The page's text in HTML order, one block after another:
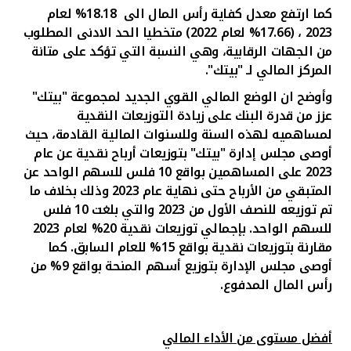
كما ارتفع معدل كفاية رأس المال الى
18.18% لعام
2023 ، (17.66% لعام 2022) متخطيا الحد الادنى المطلوب
من الجهات الرقابية، وهي النسبة التي تؤكد على متانة
المركز المالي لـ "بيتك".
وأوضح ان الوضع المالي القوي الجديد لمجموعة "بيتك"
عزز من قدرة البنك على زيادة التوزيعات النقدية
لمساهميه لهذه السنة وللسنوات المالية القادمة، حيث
أوصى مجلس إدارة "بيتك" بتوزيعات أرباح نقدية عن عام
2023 على المساهمين بواقع 10 فلس للسهم الواحد عن
المتبقي من الأرباح حتى نهاية عام 2023 وذلك بخلاف ما
تم توزيعه للنصف الأول من 2023 والتي بلغت 10فلس
للسهم الواحد. بإجمالي توزيعات نقدية 20% لعام 2023
مقارنة بتوزيعات نقدية بواقع 15% للعام السابق. كما
أوصى مجلس الإدارة بتوزيع أسهم المنحة بواقع 9% من
رأس المال المدفوع.
أفضل مستوى من الأداء المالي